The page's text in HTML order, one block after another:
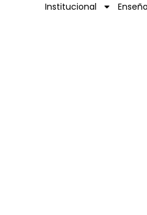
Institucional